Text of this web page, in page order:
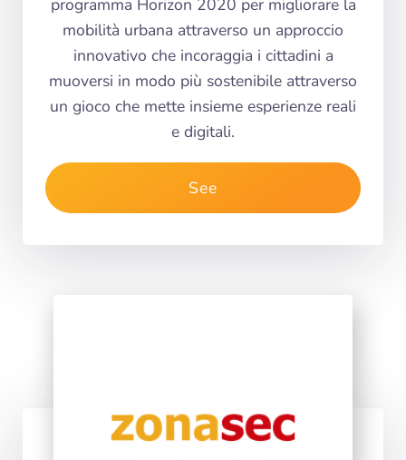
programma Horizon 2020 per migliorare la
mobilità urbana attraverso un approccio
innovativo che incoraggia i cittadini a
muoversi in modo più sostenibile attraverso
un gioco che mette insieme esperienze reali
e digitali.
See